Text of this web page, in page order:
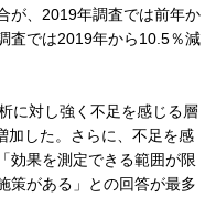
が、2019年調査では前年か
査では2019年から10.5％減
に対し強く不足を感じる層
加した。さらに、不足を感
効果を測定できる範囲が限
策がある」との回答が最多